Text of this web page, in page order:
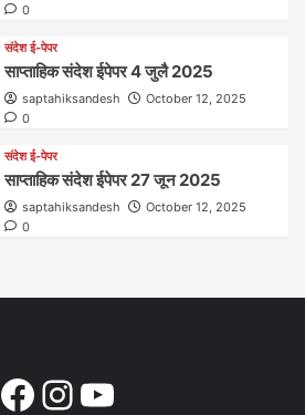
0
संदेश ई-पेपर
साप्ताहिक संदेश ईपेपर 4 जुलै 2025
saptahiksandesh
October 12, 2025
0
संदेश ई-पेपर
साप्ताहिक संदेश ईपेपर 27 जून 2025
saptahiksandesh
October 12, 2025
0
Facebook
Instagram
YouTube